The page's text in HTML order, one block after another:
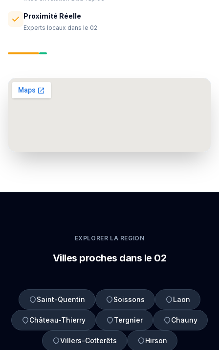
Proximité Réelle
Experts locaux dans le 02
EXPLORER LA REGION
Villes proches dans le 02
Saint-Quentin Soissons Laon
Château-Thierry Tergnier Chauny
Villers-Cotterêts Hirson